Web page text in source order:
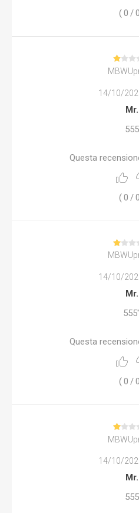
( 0 /0
14/10/
Mr.
555
Questa
(0 /0
14/10/
Mr.
Questa
(0 /0
14/10/
Mr.
555